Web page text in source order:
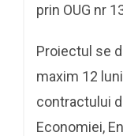
prin OUG nr
Proiectul se
maxim 12
contractului
Economiei,